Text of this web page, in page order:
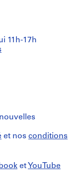
11h-17h
et nos conditions
et YouTube